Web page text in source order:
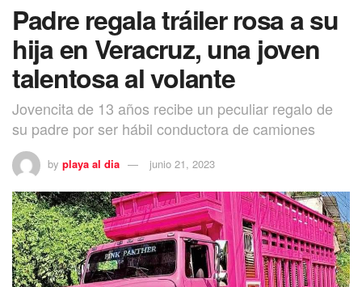
Padre regala tráiler rosa a su
hija en Veracruz, una joven
talentosa al volante
Jovencita de 13 años recibe un peculiar regalo de
su padre por ser hábil conductora de camiones
by playa al dia junio 21, 2023